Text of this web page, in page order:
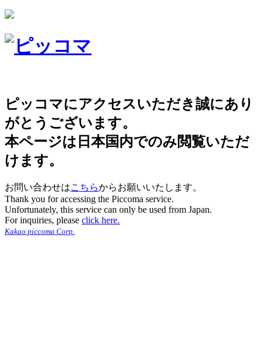
ピッコマにアクセスいただき誠にあり
がとうございます。
本ページは日本国内でのみ閲覧いただ
けます。
お問い合わせはこちらからお願いいたします。
Thank you for accessing the Piccoma service.
Unfortunately, this service can only be used from Japan.
For inquiries, please click here.
Kakao piccoma Corp.